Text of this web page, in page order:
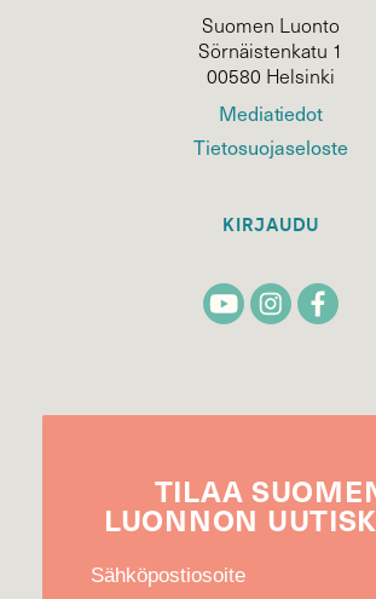
Suomen Luonto
Sörnäistenkatu 1
00580 Helsinki
Mediatiedot
Tietosuojaseloste
KIRJAUDU
TILAA
LUONNON
Sähköpostiosoite